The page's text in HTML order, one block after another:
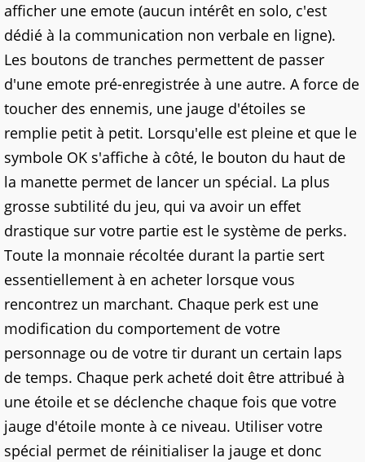
afficher une emote (aucun intérêt en solo, c'est
dédié à la communication non verbale en ligne).
Les boutons de tranches permettent de passer
d'une emote pré-enregistrée à une autre. A force de
toucher des ennemis, une jauge d'étoiles se
remplie petit à petit. Lorsqu'elle est pleine et que le
symbole OK s'affiche à côté, le bouton du haut de
la manette permet de lancer un spécial. La plus
grosse subtilité du jeu, qui va avoir un effet
drastique sur votre partie est le système de perks.
Toute la monnaie récoltée durant la partie sert
essentiellement à en acheter lorsque vous
rencontrez un marchant. Chaque perk est une
modification du comportement de votre
personnage ou de votre tir durant un certain laps
de temps. Chaque perk acheté doit être attribué à
une étoile et se déclenche chaque fois que votre
jauge d'étoile monte à ce niveau. Utiliser votre
spécial permet de réinitialiser la jauge et donc